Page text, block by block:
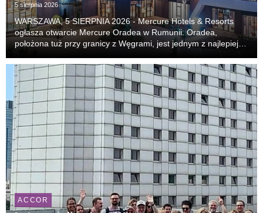
5 sierpnia 2026
WARSZAWA, 5 SIERPNIA 2026 - Mercure Hotels & Resorts
ogłasza otwarcie Mercure Oradea w Rumunii. Oradea,
położona tuż przy granicy z Węgrami, jest jednym z najlepiej
pojawia się na listach najciekawszych kierunk...
ACCOR